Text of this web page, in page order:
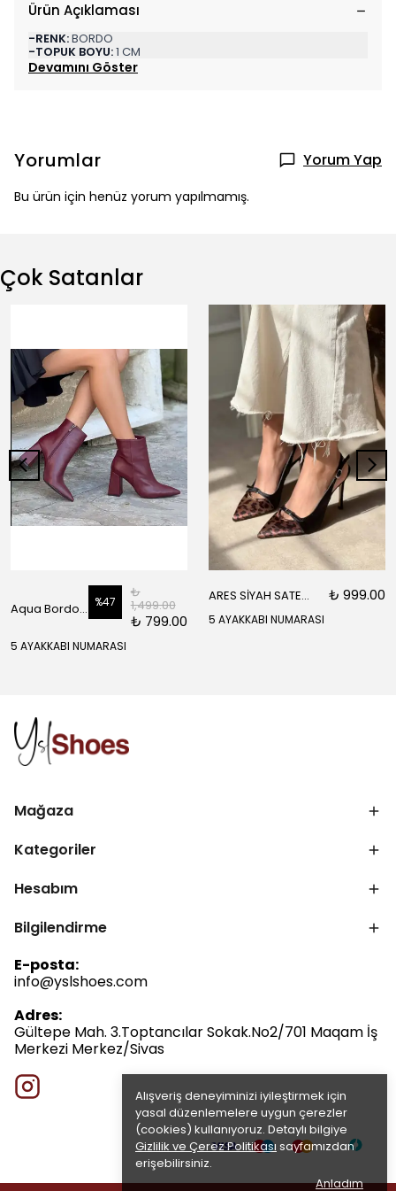
Alışveriş deneyiminizi iyileştirmek için
yasal düzenlemelere uygun çerezler
(cookies) kullanıyoruz. Detaylı bilgiye
Gizlilik ve Çerez Politikası sayfamızdan
erişebilirsiniz.
Anladım
Ürün Açıklaması
-RENK:BORDO
-TOPUK BOYU:1 CM
Devamını Göster
Yorumlar Yorum Yap
Bu ürün için henüz yorum yapılmamış.
Çok Satanlar
Aqua Bordo Mat Fermuar Detay Sivri Burun Kadın Topuklu Bot %47
₺
1,499.00
₺ 799.00
5 AYAKKABI NUMARASI
ARES SİYAH SATEN ÖNÜ SARI SİYAH DETAYLI BİLEK BAĞLI KADIN TOPUKLU AYAKKABI ₺ 999.00
5 AYAKKABI NUMARASI
Mağaza
Kategoriler
Hesabım
Bilgilendirme
E-posta:
info@yslshoes.com
Adres:
Gültepe Mah. 3.Toptancılar Sokak.No2/701 Maqam İş
Merkezi Merkez/Sivas